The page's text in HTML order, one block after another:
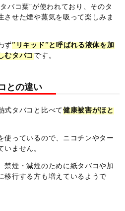
バコ葉”が使われており、そのタ
せた煙や蒸気を吸って楽しみま
ず”リキッド”と呼ばれる液体を加
むタバコです。
との違い
式タバコと比べて健康被害がほと
使っているので、ニコチンやター
ません。
禁煙・減煙のために紙タバコや加
移行する方も増えているようで